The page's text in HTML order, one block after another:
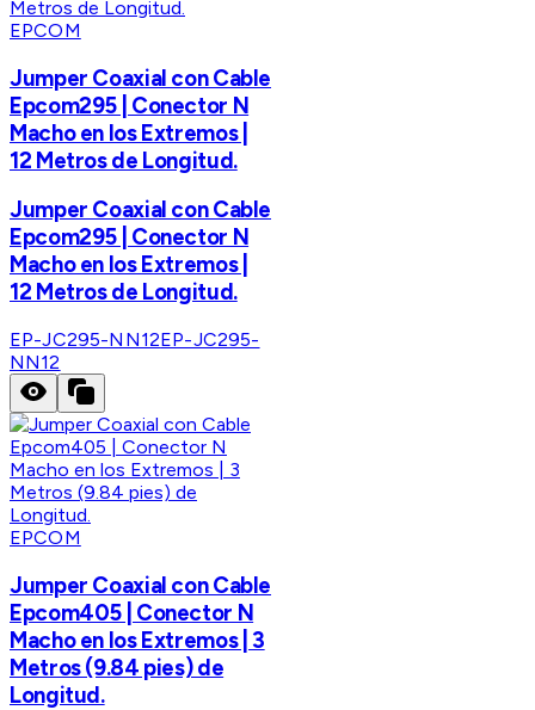
EPCOM
Jumper Coaxial con Cable
Epcom295 | Conector N
Macho en los Extremos |
12 Metros de Longitud.
Jumper Coaxial con Cable
Epcom295 | Conector N
Macho en los Extremos |
12 Metros de Longitud.
EP-JC295-NN12EP-JC295-
NN12
EPCOM
Jumper Coaxial con Cable
Epcom405 | Conector N
Macho en los Extremos | 3
Metros (9.84 pies) de
Longitud.